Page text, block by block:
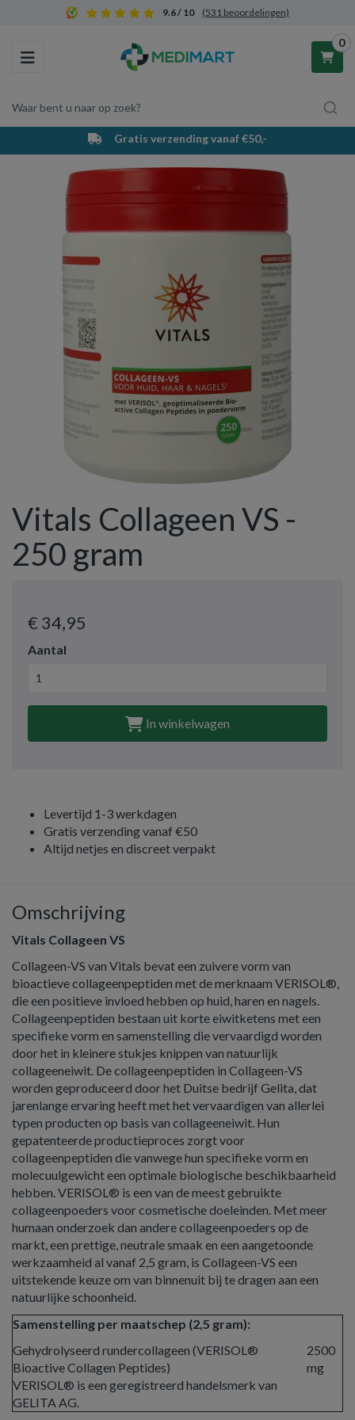
9.6 / 10 (531 beoordelingen)
Toggle navigation
Waar bent u naar op zoek?
0
Winkelwagen
Gratis verzending vanaf €50,-
Vitals Collageen VS -
250 gram
€ 34,95
Aantal
In winkelwagen
Levertijd 1-3 werkdagen
Gratis verzending vanaf €50
Altijd netjes en discreet verpakt
Omschrijving
Vitals Collageen VS
Collageen-VS van Vitals bevat een zuivere vorm van
bioactieve collageenpeptiden met de merknaam VERISOL®,
die een positieve invloed hebben op huid, haren en nagels.
Collageenpeptiden bestaan uit korte eiwitketens met een
specifieke vorm en samenstelling die vervaardigd worden
door het in kleinere stukjes knippen van natuurlijk
collageeneiwit. De collageenpeptiden in Collageen-VS
worden geproduceerd door het Duitse bedrijf Gelita, dat
jarenlange ervaring heeft met het vervaardigen van allerlei
typen producten op basis van collageeneiwit. Hun
gepatenteerde productieproces zorgt voor
collageenpeptiden die vanwege hun specifieke vorm en
molecuulgewicht een optimale biologische beschikbaarheid
hebben. VERISOL® is een van de meest gebruikte
collageenpoeders voor cosmetische doeleinden. Met meer
humaan onderzoek dan andere collageenpoeders op de
markt, een prettige, neutrale smaak en een aangetoonde
werkzaamheid al vanaf 2,5 gram, is Collageen-VS een
uitstekende keuze om van binnenuit bij te dragen aan een
natuurlijke schoonheid.
Samenstelling per maatschep (2,5 gram):
Gehydrolyseerd rundercollageen (VERISOL®
Bioactive Collagen Peptides)
2500
mg
VERISOL® is een geregistreerd handelsmerk van
GELITA AG.